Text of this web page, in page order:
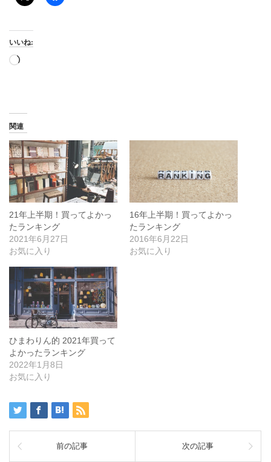
いいね:
読
関連
21年上半期！買ってよかっ
たランキング
2021年6月27日
お気に入り
16年上半期！買ってよかっ
たランキング
2016年6月22日
お気に入り
ひまわりん的 2021年買って
よかったランキング
2022年1月8日
お気に入り
前の記事 次の記事